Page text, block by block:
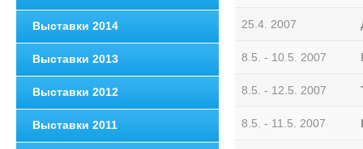
Bыставки 2014
Bыставки 2013
Bыставки 2012
Bыставки 2011
25.4. 2007
8.5. - 10.5. 2007
8.5. - 12.5. 2007
8.5. - 11.5. 2007